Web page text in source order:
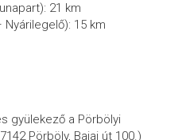
21 km
15 km
gyülekező a Pörbölyi
Pörböly, Bajai út 100.)